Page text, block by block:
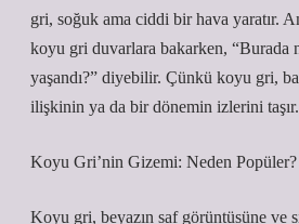
gri, soğuk ama ciddi bir hava yaratır.
koyu gri duvarlara bakarken, “Burada
yaşandı?” diyebilir. Çünkü koyu gri,
ilişkinin ya da bir dönemin izlerini taşır.
Koyu Gri’nin Gizemi: Neden Popüler?
Koyu gri, beyazın saf görüntüsüne ve